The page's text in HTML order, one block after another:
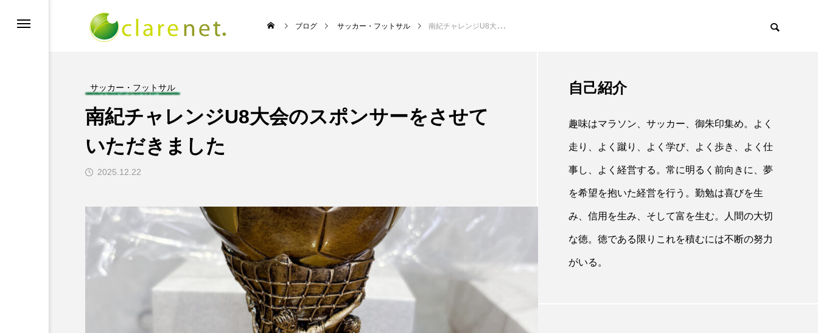
NO LIFE TECH BLOG
エレベーター広告とか
admin
サッカー・フットサル
W杯の優勝を目指す日
本代表と目標設定
クライアント 採用・リクルー

ブログ サッカー・フットサル 南紀チャレンジU8大会のスポンサーをさせていただきました
サッカー・フットサル
南紀チャレンジU8大会のスポンサーをさせて
いただきました
2025.12.22
自己紹介
趣味はマラソン、サッカー、御朱印集め。よく
走り、よく蹴り、よく学び、よく歩き、よく仕
事し、よく経営する。常に明るく前向きに、夢
を希望を抱いた経営を行う。勤勉は喜びを生
み、信用を生み、そして富を生む。人間の大切
な徳。徳である限りこれを積むには不断の努力
がいる。